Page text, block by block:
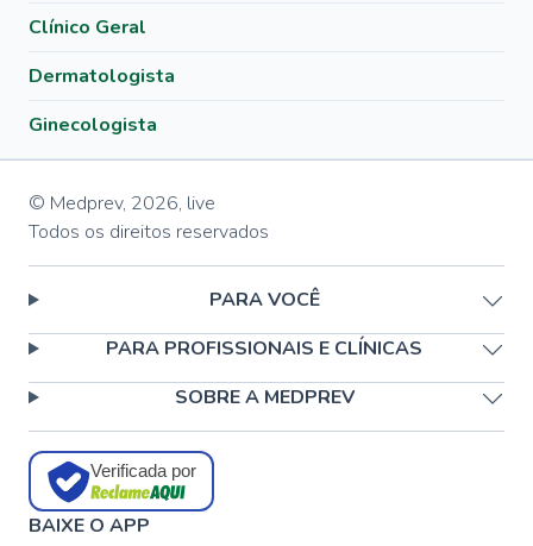
Clínico Geral
Dermatologista
Ginecologista
© Medprev, 2026, live
Todos os direitos reservados
PARA VOCÊ
PARA PROFISSIONAIS E CLÍNICAS
SOBRE A MEDPREV
Verificada por
BAIXE O APP